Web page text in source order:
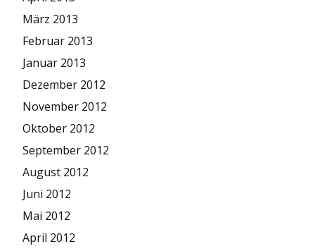
März 2013
Februar 2013
Januar 2013
Dezember 2012
November 2012
Oktober 2012
September 2012
August 2012
Juni 2012
Mai 2012
April 2012